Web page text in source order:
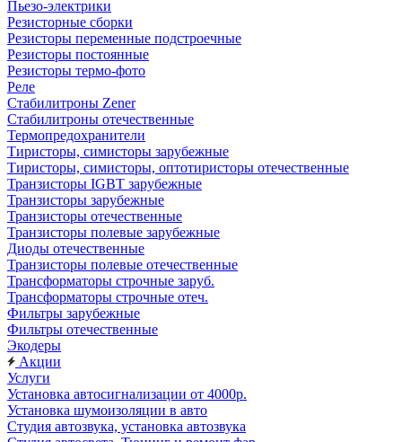
Пьезо-электрики
Резисторные сборки
Резисторы переменные подстроечные
Резисторы постоянные
Резисторы термо-фото
Реле
Стабилитроны Zener
Стабилитроны отечественные
Термопредохранители
Тиристоры, симисторы зарубежные
Тиристоры, симисторы, оптотиристоры отечественные
Транзисторы IGBT зарубежные
Транзисторы зарубежные
Транзисторы отечественные
Транзисторы полевые зарубежные
Диоды отечественные
Транзисторы полевые отечественные
Трансформаторы строчные заруб.
Трансформаторы строчные отеч.
Фильтры зарубежные
Фильтры отечественные
Экодеры
Акции
Услуги
Установка автосигнализации от 4000р.
Установка шумоизоляции в авто
Студия автозвука, установка автозвука